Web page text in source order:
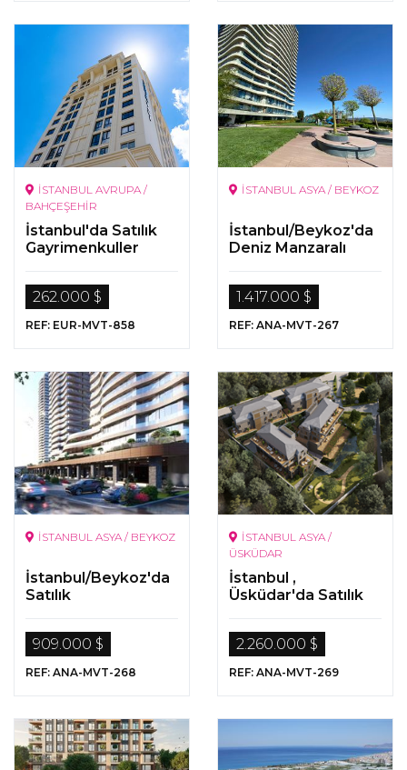
İSTANBUL AVRUPA /
BAHÇEŞEHİR
İstanbul'da Satılık
Gayrimenkuller
262.000 $
REF: EUR-MVT-858
İSTANBUL ASYA / BEYKOZ
İstanbul/Beykoz'da
Deniz Manzaralı
1.417.000 $
REF: ANA-MVT-267
İSTANBUL ASYA / BEYKOZ
İstanbul/Beykoz'da
Satılık
909.000 $
REF: ANA-MVT-268
İSTANBUL ASYA /
ÜSKÜDAR
İstanbul ,
Üsküdar'da Satılık
2.260.000 $
REF: ANA-MVT-269